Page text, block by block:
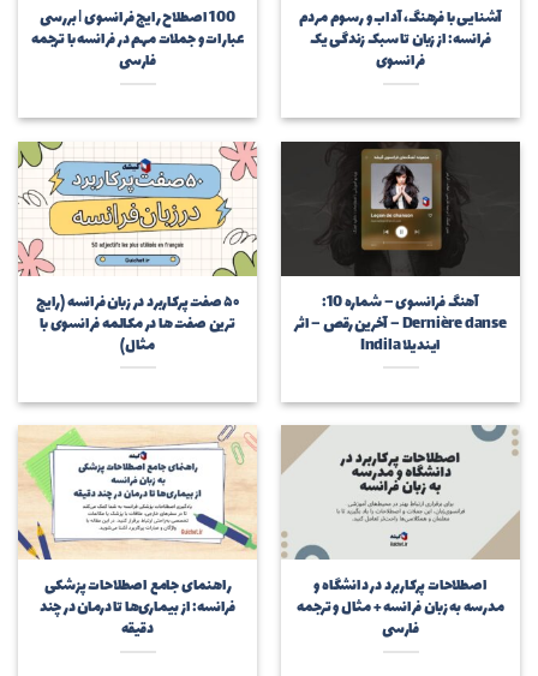
آشنایی با فرهنگ، آداب و رسوم مردم
فرانسه: از زبان تا سبک زندگی یک
فرانسوی
100 اصطلاح رایج فرانسوی | بررسی
عبارات و جملات مهم در فرانسه با ترجمه
فارسی
آهنگ فرانسوی – شماره 10:
Dernière danse – آخرین رقص – اثر
ایندیلا Indila
۵۰ صفت پرکاربرد در زبان فرانسه (رایج
ترین صفت ها در مکالمه فرانسوی با
مثال)
اصطلاحات پرکاربرد در دانشگاه و
مدرسه به زبان فرانسه + مثال و ترجمه
فارسی
راهنمای جامع اصطلاحات پزشکی
فرانسه: از بیماری‌ها تا درمان در چند
دقیقه